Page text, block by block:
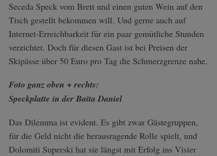
Seceda Speck vom Brett und einen guten Wein auf den
Tisch gestellt bekommen will. Und gerne auch auf
Internet-Erreichbarkeit für ein paar gemütliche Stunden
verzichtet. Doch für diesen Gast ist bei Preisen der
Skipässe über 50 Euro pro Tag die Schmerzgrenze nahe.
Foto ganz oben + rechts:
Speckplatte in der Baita Daniel
Das Dilemma ist evident. Es gibt zwar Gästegruppen,
für die Geld nicht die herausragende Rolle spielt, und
Dolomiti Superski hat sie längst mit Erfolg ins Visier
S
e
a
f
r
: